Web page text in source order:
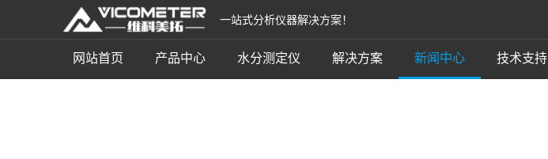
一站式分析仪器解决方案！
网站首页 产品中心 水分测定仪 解决方案 新闻中心 技术支持